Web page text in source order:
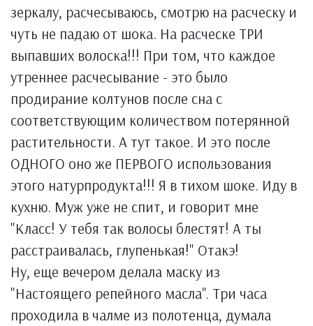
зеркалу, расчесываюсь, смотрю на расческу и
чуть не падаю от шока. На расческе ТРИ
выпавших волоска!!! При том, что каждое
утреннее расчесывание - это было
продирание колтунов после сна с
соответствующим количеством потерянной
растительности. А тут такое. И это после
ОДНОГО оно же ПЕРВОГО использования
этого натурпродукта!!! Я в тихом шоке. Иду в
кухню. Муж уже не спит, и говорит мне
"Класс! У тебя так волосы блестят! А ты
расстраивалась, глупенькая!" Отакэ!
Ну, еще вечером делала маску из
"Настоящего репейного масла". Три часа
проходила в чалме из полотенца, думала